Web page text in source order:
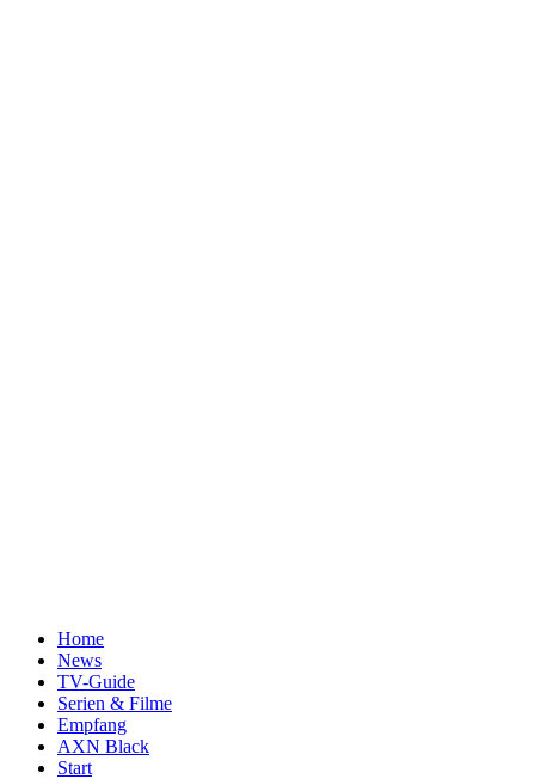
Home
News
TV-Guide
Serien & Filme
Empfang
AXN Black
Start